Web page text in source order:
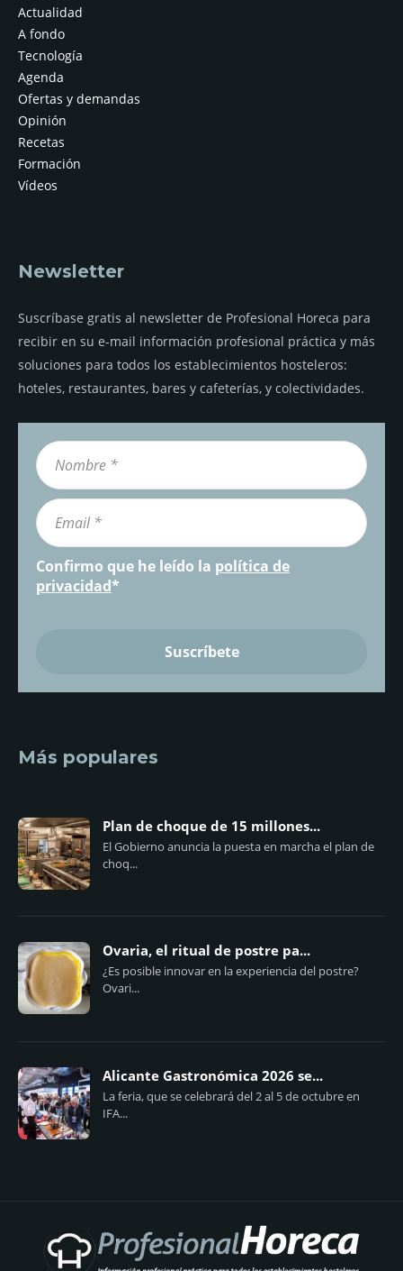
Actualidad
A fondo
Tecnología
Agenda
Ofertas y demandas
Opinión
Recetas
Formación
Vídeos
Newsletter
Suscríbase gratis al newsletter de Profesional Horeca para
recibir en su e-mail información profesional práctica y más
soluciones para todos los establecimientos hosteleros:
hoteles, restaurantes, bares y cafeterías, y colectividades.
Confirmo que he leído la política de
privacidad*
Más populares
Plan de choque de 15 millones...
El Gobierno anuncia la puesta en marcha el plan de
choq...
Ovaria, el ritual de postre pa...
¿Es posible innovar en la experiencia del postre?
Ovari...
Alicante Gastronómica 2026 se...
La feria, que se celebrará del 2 al 5 de octubre en
IFA...